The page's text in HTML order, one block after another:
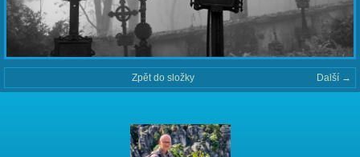
Další →
Zpět do složky